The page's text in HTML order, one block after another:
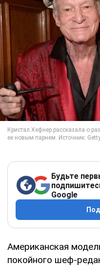
Будьте
Google
Американская
покойного шеф-